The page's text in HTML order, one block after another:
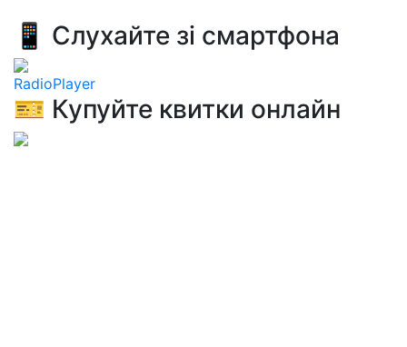
📱 Слухайте зі смартфона
RadioPlayer
🎫 Купуйте квитки онлайн